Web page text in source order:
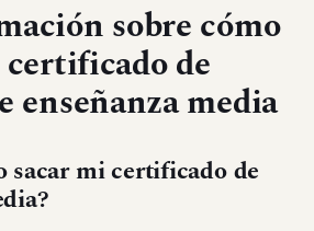
sobre cómo
de
enseñanza media
sacar mi certificado de